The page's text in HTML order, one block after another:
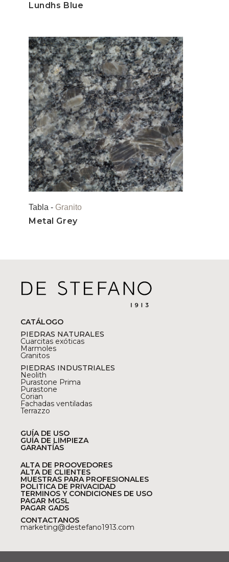
Lundhs Blue
Tabla - Granito
Metal Grey
CATÁLOGO
PIEDRAS NATURALES
Cuarcitas exóticas
Marmoles
Granitos
PIEDRAS INDUSTRIALES
Neolith
Purastone Prima
Purastone
Corian
Fachadas ventiladas
Terrazzo
GUÍA DE USO
GUÍA DE LIMPIEZA
GARANTÍAS
ALTA DE PROOVEDORES
ALTA DE CLIENTES
MUESTRAS PARA PROFESIONALES
POLITICA DE PRIVACIDAD
TERMINOS Y CONDICIONES DE USO
PAGAR MGSL
PAGAR GADS
CONTACTANOS
marketing@destefano1913.com